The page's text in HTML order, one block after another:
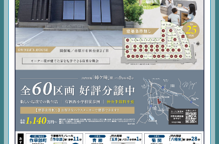
住宅情報誌ミッケル
市原エリア
千葉エリア
内房エリア
デジタルサイネージ
不動産一括査定